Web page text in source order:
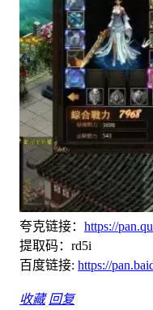
夸克链接： https://
提取码：rd5i
百度链接: https://
收藏 回复